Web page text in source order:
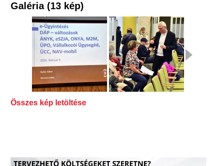
Galéria (13 kép)
Összes kép letöltése